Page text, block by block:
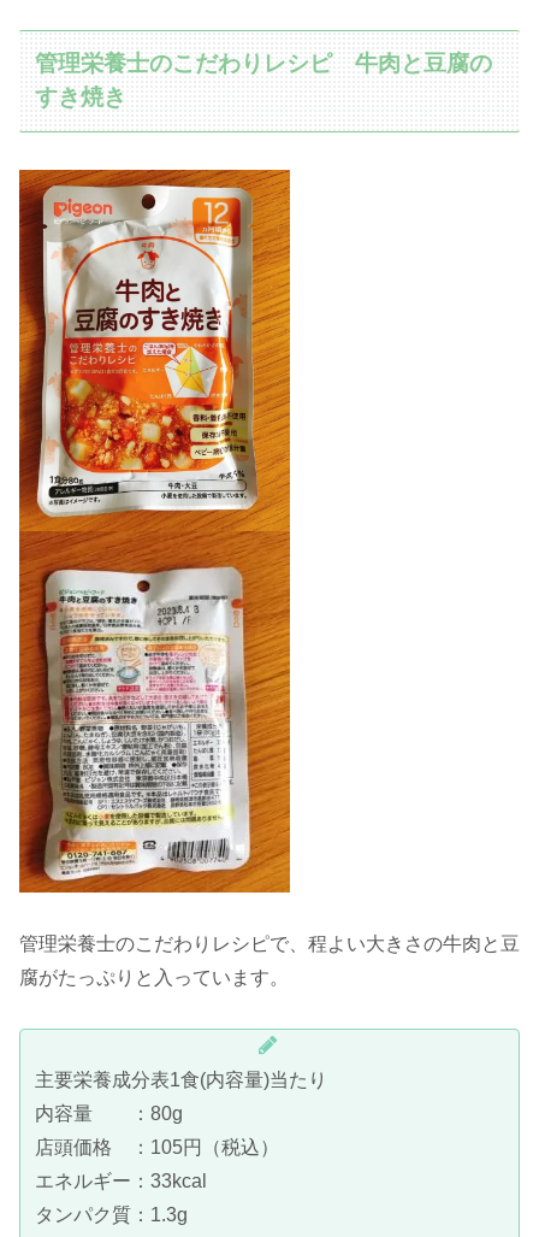
管理栄養士のこだわりレシピ 牛肉と豆腐の
すき焼き
管理栄養士のこだわりレシピで、程よい大きさの牛肉と豆
腐がたっぷりと入っています。
主要栄養成分表1食(内容量)当たり
内容量 ：80g
店頭価格 ：105円（税込）
エネルギー：33kcal
タンパク質：1.3g